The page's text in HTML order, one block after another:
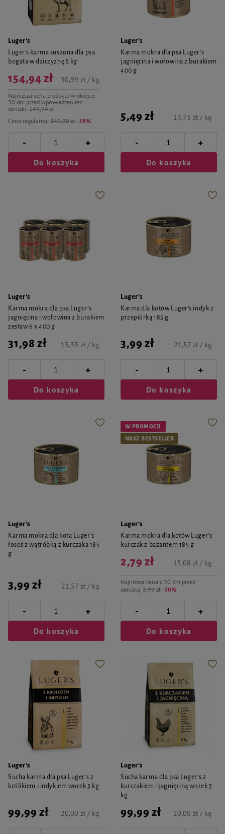
Luger's
Luger’s karma suszona dla psa
bogata w dziczyznę 5 kg
Cena regularna: 249,90 zł -38%
154,94 zł
Najniższa cena produktu w okresie
30 dni przed wprowadzeniem
obniżki: 149,94 zł
30,99 zł / kg
- +
Do koszyka
Luger's
Karma mokra dla psa Luger’s
jagnięcina i wołowina z burakiem
400 g
5,49 zł 13,73 zł / kg
- +
Do koszyka
Luger's
Karma mokra dla psa Luger’s
jagnięcina i wołowina z burakiem
zestaw 6 x 400 g
31,98 zł 13,33 zł / kg
- +
Do koszyka
Luger's
Karma dla kotów Luger’s indyk z
przepiórką 185 g
3,99 zł 21,57 zł / kg
- +
Do koszyka
Luger's
Karma mokra dla kota Luger’s
łosoś z wątróbką z kurczaka 185
g
3,99 zł 21,57 zł / kg
- +
Do koszyka
W PROMOCJI
NASZ BESTSELLER
Luger's
Karma mokra dla kotów Luger’s
kurczak z bażantem 185 g
Najniższa cena z 30 dni przed
obniżką 3,99 zł -30%
2,79 zł 15,08 zł / kg
- +
Do koszyka
Luger's
Sucha karma dla psa Luger’s z
królikiem i indykiem worek 5 kg
99,99 zł 20,00 zł / kg
Luger's
Sucha karma dla psa Luger’s z
kurczakiem i jagnięciną worek 5
kg
99,99 zł 20,00 zł / kg